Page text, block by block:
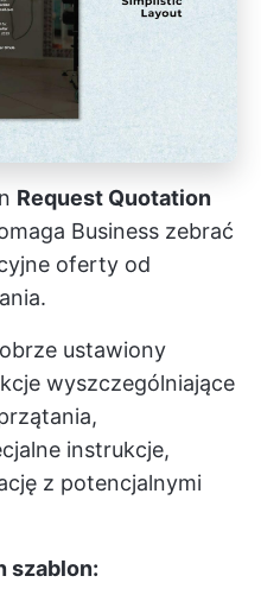
Request Quotation
Business zebrać
oferty od
ustawiony
wyszczególniające
instrukcje,
z potencjalnymi
szablon: